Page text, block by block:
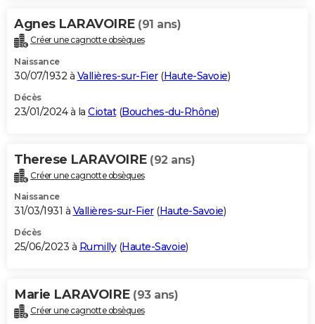
Agnes LARAVOIRE (91 ans)
Créer une cagnotte obsèques
Naissance
30/07/1932 à Vallières-sur-Fier(Haute-Savoie)
Décès
23/01/2024 à la Ciotat(Bouches-du-Rhône)
Therese LARAVOIRE (92 ans)
Créer une cagnotte obsèques
Naissance
31/03/1931 à Vallières-sur-Fier(Haute-Savoie)
Décès
25/06/2023 à Rumilly(Haute-Savoie)
Marie LARAVOIRE (93 ans)
Créer une cagnotte obsèques